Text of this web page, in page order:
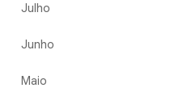
Julho
Junho
Maio